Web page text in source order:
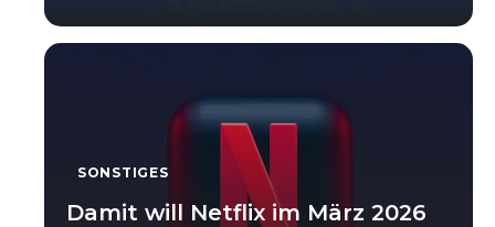
SONSTIGES
Damit will Netflix im März 2026